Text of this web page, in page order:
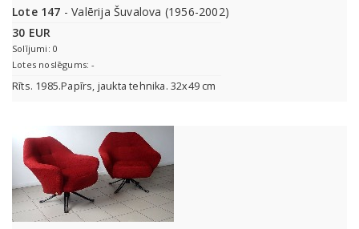
Lote 147 - Valērija Šuvalova (1956-2002)
30 EUR
Solījumi: 0
Lotes noslēgums: -
Rīts. 1985.Papīrs, jaukta tehnika. 32x49 cm